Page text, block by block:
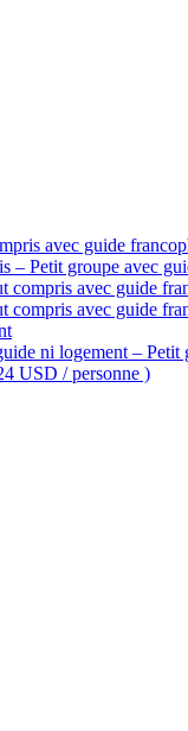
avec guide
– Petit groupe avec
avec guide
avec guide
ni logement – Petit
USD / personne )